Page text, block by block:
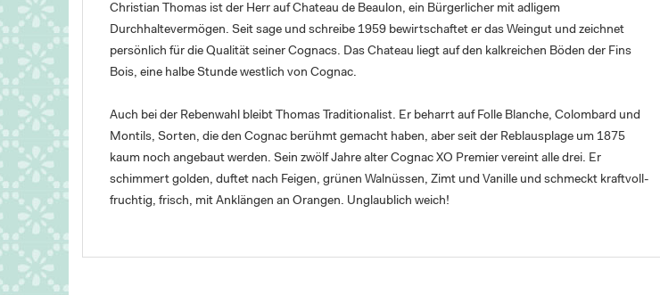
Christian Thomas ist der Herr auf Chateau de Beaulon, ein Bürgerlicher mit adligem
Durchhaltevermögen. Seit sage und schreibe 1959 bewirtschaftet er das Weingut und zeichnet
persönlich für die Qualität seiner Cognacs. Das Chateau liegt auf den kalkreichen Böden der Fins
Bois, eine halbe Stunde westlich von Cognac.
Auch bei der Rebenwahl bleibt Thomas Traditionalist. Er beharrt auf Folle Blanche, Colombard und
Montils, Sorten, die den Cognac berühmt gemacht haben, aber seit der Reblausplage um 1875
kaum noch angebaut werden. Sein zwölf Jahre alter Cognac XO Premier vereint alle drei. Er
schimmert golden, duftet nach Feigen, grünen Walnüssen, Zimt und Vanille und schmeckt kraftvoll-
fruchtig, frisch, mit Anklängen an Orangen. Unglaublich weich!